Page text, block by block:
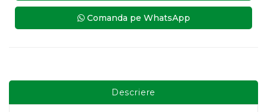
Comanda pe WhatsApp
Descriere